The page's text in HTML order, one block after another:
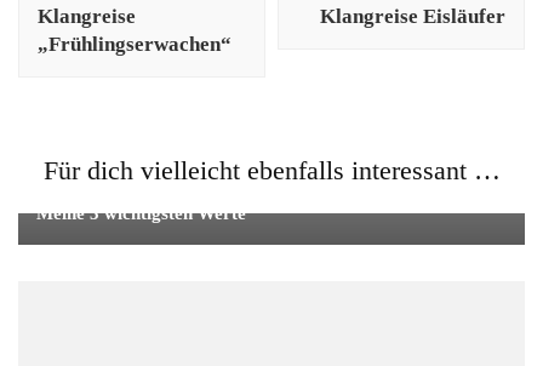
Klangreise
„Frühlingserwachen“
Klangreise Eisläufer
Für dich vielleicht ebenfalls interessant …
Allgemein,Entspannung
Meine 3 wichtigsten Werte